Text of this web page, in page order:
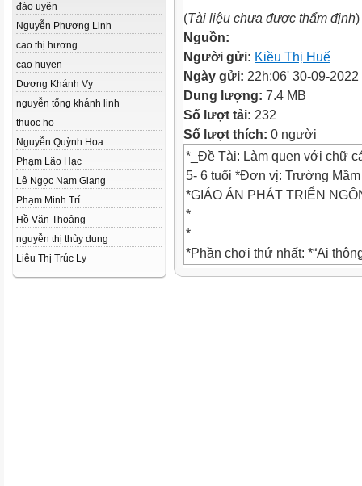
đào uyên
Nguyễn Phương Linh
cao thị hương
cao huyen
Dương Khánh Vy
nguyễn tống khánh linh
thuoc ho
Nguyễn Quỳnh Hoa
Phạm Lão Hạc
Lê Ngọc Nam Giang
Phạm Minh Trí
Hồ Văn Thoảng
nguyễn thị thùy dung
Liêu Thị Trúc Ly
(Tài liệu chưa được thẩm định)
Nguồn:
Người gửi: Kiều Thị Huế
Ngày gửi: 22h:06' 30-09-2022
Dung lượng: 7.4 MB
Số lượt tải: 232
Số lượt thích: 0 người
*_Đề Tài: Làm quen với chữ
5- 6 tuổi *Đơn vị: Trường
*GIÁO ÁN PHÁT TRIỂN
*
*
*Phần chơi thứ nhất: *“Ai